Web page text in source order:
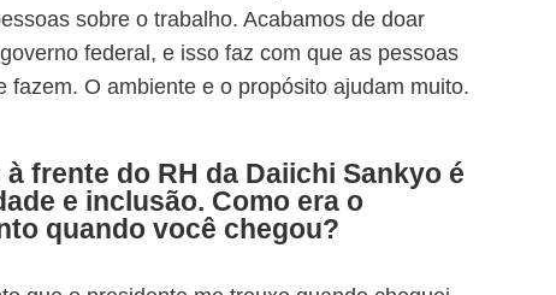
sobre o trabalho. Acabamos de doar
federal, e isso faz com que as pessoas
fazem. O ambiente e o propósito ajudam muito.
frente do RH da Daiichi Sankyo é
e inclusão. Como era o
quando você chegou?